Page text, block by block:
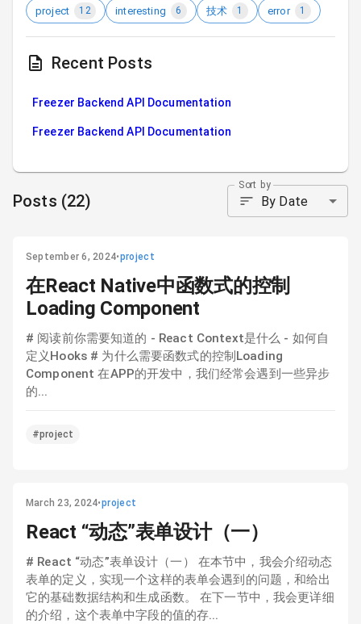
project 12 interesting 6 技术 1 error 1
Recent Posts
Freezer Backend API Documentation
Freezer Backend API Documentation
Posts (22)
Sort by
By Date
September 6, 2024•project
在React Native中函数式的控制
Loading Component
# 阅读前你需要知道的 - React Context是什么 - 如何自
定义Hooks # 为什么需要函数式的控制Loading
Component 在APP的开发中，我们经常会遇到一些异步
的...
#project
March 23, 2024•project
React “动态”表单设计（一）
# React “动态”表单设计（一） 在本节中，我会介绍动态
表单的定义，实现一个这样的表单会遇到的问题，和给出
它的基础数据结构和生成函数。 在下一节中，我会更详细
的介绍，这个表单中字段的值的存...